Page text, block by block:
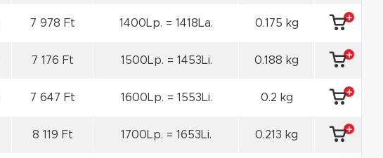
7 978 Ft 1400Lp. = 1418La. 0.175 kg
7 176 Ft 1500Lp. = 1453Li. 0.188 kg
7 647 Ft 1600Lp. = 1553Li. 0.2 kg
8 119 Ft 1700Lp. = 1653Li. 0.213 kg